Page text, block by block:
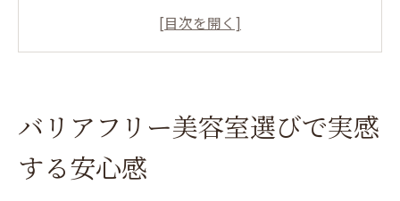
車椅子利用者も通いやすい美容室の魅力と
体験
障害者も安心できる美容室選びのチェック
ポイント
バリアフリー美容室選びで実感
する安心感